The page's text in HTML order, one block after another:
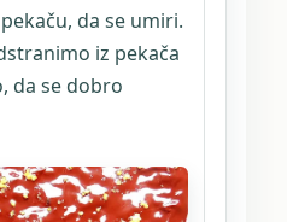
da se umiri.
iz pekača
da se dobro